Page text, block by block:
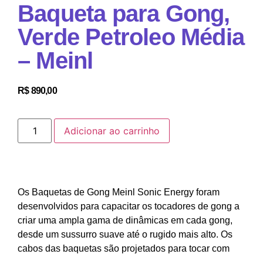
Baqueta para Gong,
Verde Petroleo Média
– Meinl
R$890,00
Adicionar ao carrinho
Os Baquetas de Gong Meinl Sonic Energy foram
desenvolvidos para capacitar os tocadores de gong a
criar uma ampla gama de dinâmicas em cada gong,
desde um sussurro suave até o rugido mais alto. Os
cabos das baquetas são projetados para tocar com